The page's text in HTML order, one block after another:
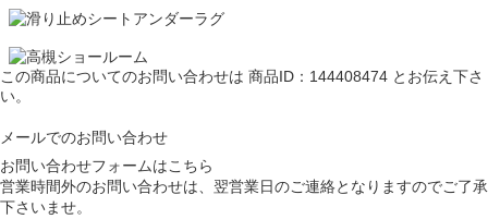
この商品についてのお問い合わせは 商品ID：144408474 とお伝え下さ
い。
メールでのお問い合わせ
お問い合わせフォームはこちら
営業時間外のお問い合わせは、翌営業日のご連絡となりますのでご了承
下さいませ。